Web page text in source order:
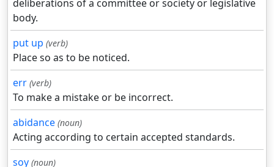
deliberations of a committee or society or legislative
body.
put up (verb)
Place so as to be noticed.
err (verb)
To make a mistake or be incorrect.
abidance (noun)
Acting according to certain accepted standards.
soy (noun)